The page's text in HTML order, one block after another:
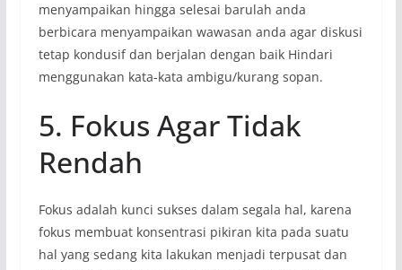
menyampaikan hingga selesai barulah anda
berbicara menyampaikan wawasan anda agar diskusi
tetap kondusif dan berjalan dengan baik Hindari
menggunakan kata-kata ambigu/kurang sopan.
5. Fokus Agar Tidak
Rendah
Fokus adalah kunci sukses dalam segala hal, karena
fokus membuat konsentrasi pikiran kita pada suatu
hal yang sedang kita lakukan menjadi terpusat dan